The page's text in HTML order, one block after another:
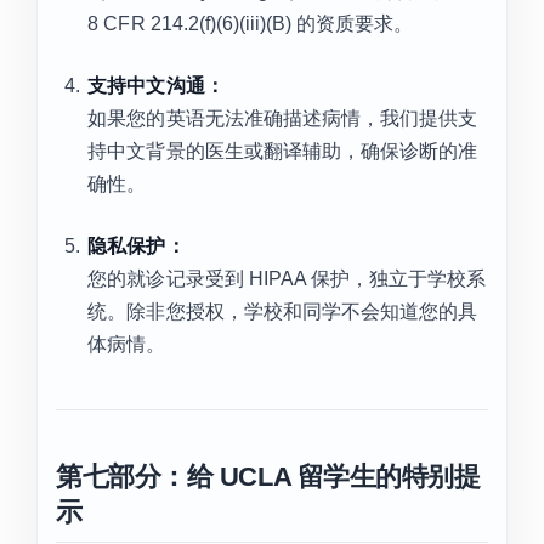
8 CFR 214.2(f)(6)(iii)(B) 的资质要求。
支持中文沟通：
如果您的英语无法准确描述病情，我们提供支
持中文背景的医生或翻译辅助，确保诊断的准
确性。
隐私保护：
您的就诊记录受到 HIPAA 保护，独立于学校系
统。除非您授权，学校和同学不会知道您的具
体病情。
第七部分：给 UCLA 留学生的特别提
示